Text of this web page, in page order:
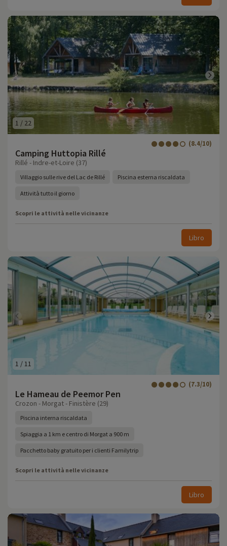
1 / 22
Camping Huttopia Rillé
(8.4/10)
Rillé - Indre-et-Loire (37)
Villaggio sulle rive del Lac de Rillé Piscina esterna riscaldata
Attività tutto il giorno
Scopri le attività nelle vicinanze
Libro
1 / 11
Le Hameau de Peemor Pen
(7.3/10)
Crozon - Morgat - Finistère (29)
Piscina interna riscaldata
Spiaggia a 1 km e centro di Morgat a 900 m
Pacchetto baby gratuito per i clienti Familytrip
Scopri le attività nelle vicinanze
Libro